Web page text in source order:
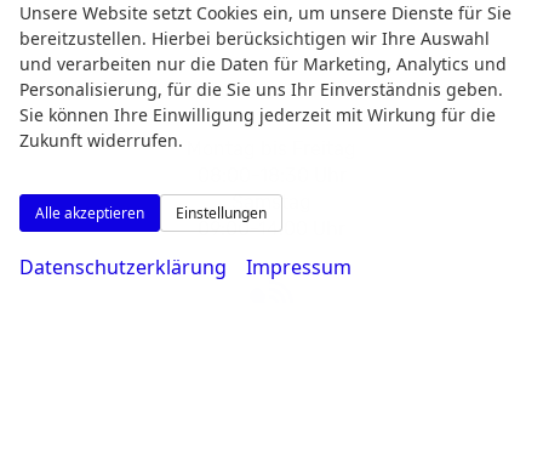
Samstag
09:00-14:00 Uhr
Unsere Website setzt Cookies ein, um unsere Dienste für Sie
bereitzustellen. Hierbei berücksichtigen wir Ihre Auswahl
und verarbeiten nur die Daten für Marketing, Analytics und
Personalisierung, für die Sie uns Ihr Einverständnis geben.
Sie können Ihre Einwilligung jederzeit mit Wirkung für die
Zukunft widerrufen.
Alle akzeptieren Einstellungen
Datenschutzerklärung Impressum